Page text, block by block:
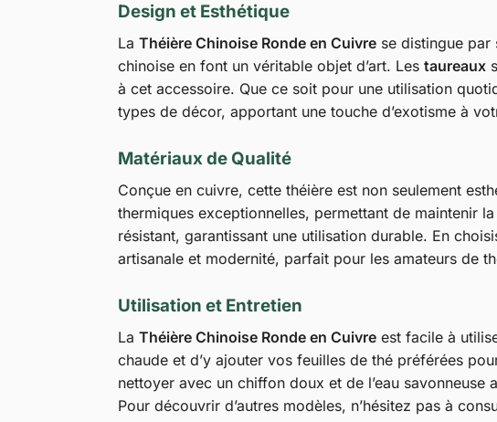
Design et Esthétique
La Théière Chinoise Ronde en Cuivrese distingue par
chinoise en font un véritable objet d’art. Les taureaux
à cet accessoire. Que ce soit pour une utilisation
types de décor, apportant une touche d’exotisme à
Matériaux de Qualité
Conçue en cuivre, cette théière est non seulement
thermiques exceptionnelles, permettant de maintenir
résistant, garantissant une utilisation durable. En
artisanale et modernité, parfait pour les amateurs de
Utilisation et Entretien
La Théière Chinoise Ronde en Cuivreest facile à
chaude et d’y ajouter vos feuilles de thé préférées
nettoyer avec un chiffon doux et de l’eau
Pour découvrir d’autres modèles, n’hésitez pas à